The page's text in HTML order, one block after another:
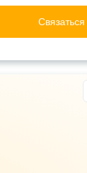
Связаться